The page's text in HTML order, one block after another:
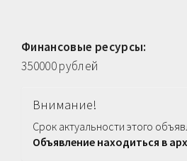
Финансовые ресурсы:
350000 рублей
Внимание!
Срок актуальности этого
Объявление находиться в